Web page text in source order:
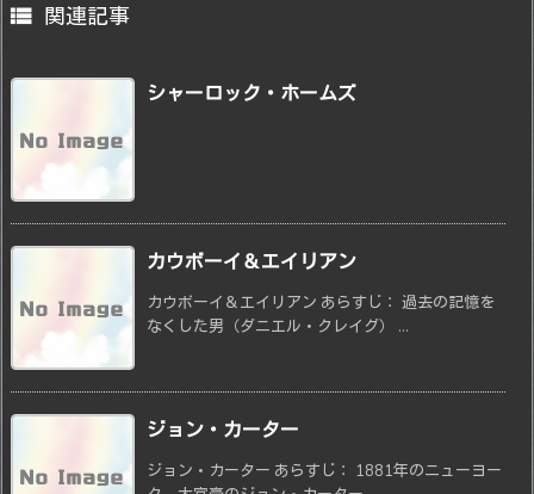
 関連記事
シャーロック・ホームズ
カウボーイ＆エイリアン
カウボーイ＆エイリアン あらすじ： 過去の記憶を
なくした男（ダニエル・クレイグ） ...
ジョン・カーター
ジョン・カーター あらすじ： 1881年のニューヨー